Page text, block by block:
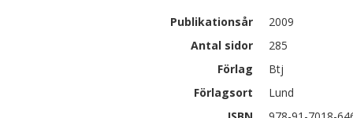
Publikationsår
2009
Antal sidor
285
Förlag
Btj
Förlagsort
Lund